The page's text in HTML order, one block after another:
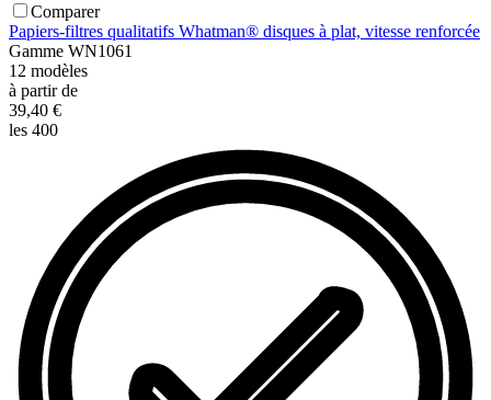
Comparer
Papiers-filtres qualitatifs Whatman® disques à plat, vitesse renforcée
Gamme WN1061
12 modèles
à partir de
39,40 €
les 400